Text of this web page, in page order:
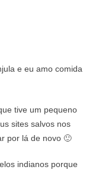
e eu amo comida
tive um pequeno
sites salvos nos
por lá de novo 🙂
indianos porque